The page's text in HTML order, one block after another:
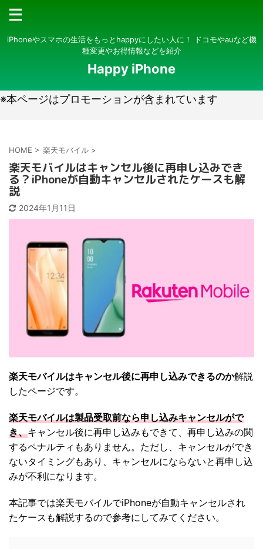
iPhoneやスマホの生活をもっとhappyにしたい人に！ ドコモやauなど機
種変更やお得情報などを紹介
Happy iPhone
※本ページはプロモーションが含まれています
HOME > 楽天モバイル >
楽天モバイルはキャンセル後に再申し込みでき
る？iPhoneが自動キャンセルされたケースも解
説
2024年1月11日
楽天モバイルはキャンセル後に再申し込みできるのか解説
したページです。
楽天モバイルは製品受取前なら申し込みキャンセルがで
き、キャンセル後に再申し込みもできて、再申し込みの関
するペナルティもありません。ただし、キャンセルができ
ないタイミングもあり、キャンセルにならないと再申し込
みが不利になります。
本記事では楽天モバイルでiPhoneが自動キャンセルされ
たケースも解説するので参考にしてみてください。